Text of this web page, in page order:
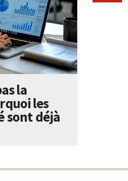
la
les
sont déjà